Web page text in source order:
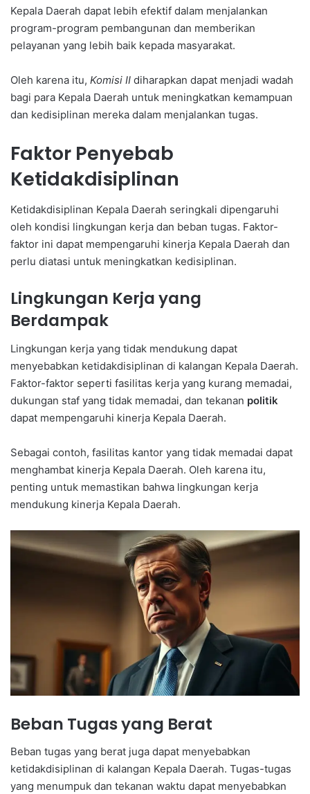
Kepala Daerah dapat lebih efektif dalam menjalankan
program-program pembangunan dan memberikan
pelayanan yang lebih baik kepada masyarakat.
Oleh karena itu, Komisi II diharapkan dapat menjadi wadah
bagi para Kepala Daerah untuk meningkatkan kemampuan
dan kedisiplinan mereka dalam menjalankan tugas.
Faktor Penyebab
Ketidakdisiplinan
Ketidakdisiplinan Kepala Daerah seringkali dipengaruhi
oleh kondisi lingkungan kerja dan beban tugas. Faktor-
faktor ini dapat mempengaruhi kinerja Kepala Daerah dan
perlu diatasi untuk meningkatkan kedisiplinan.
Lingkungan Kerja yang
Berdampak
Lingkungan kerja yang tidak mendukung dapat
menyebabkan ketidakdisiplinan di kalangan Kepala Daerah.
Faktor-faktor seperti fasilitas kerja yang kurang memadai,
dukungan staf yang tidak memadai, dan tekanan politik
dapat mempengaruhi kinerja Kepala Daerah.
Sebagai contoh, fasilitas kantor yang tidak memadai dapat
menghambat kinerja Kepala Daerah. Oleh karena itu,
penting untuk memastikan bahwa lingkungan kerja
mendukung kinerja Kepala Daerah.
Beban Tugas yang Berat
Beban tugas yang berat juga dapat menyebabkan
ketidakdisiplinan di kalangan Kepala Daerah. Tugas-tugas
yang menumpuk dan tekanan waktu dapat menyebabkan